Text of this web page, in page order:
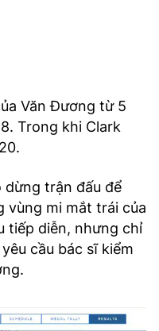
Văn Đương từ 5
Trong khi Clark
trận đấu để
vùng mi mắt trái của
tiếp diễn, nhưng chỉ
cầu bác sĩ kiểm